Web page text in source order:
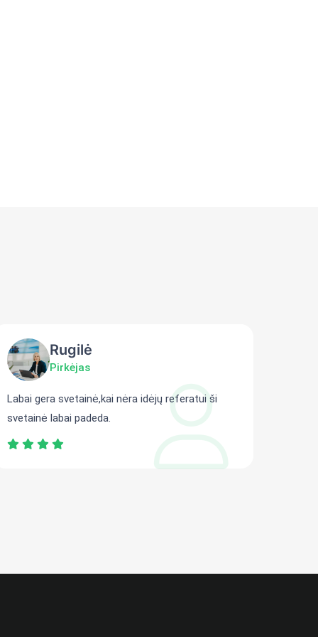
Rugilė
Pirkėjas
Labai gera svetainė,kai nėra idėjų referatui ši
svetainė labai padeda.